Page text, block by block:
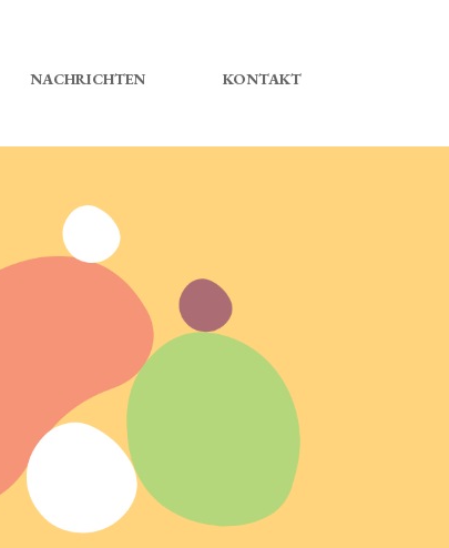
NACHRICHTEN KONTAKT